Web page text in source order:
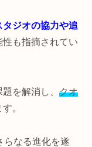
タジオの協力や追
も指摘されてい
を解消し、 クオ
。
らなる進化を遂